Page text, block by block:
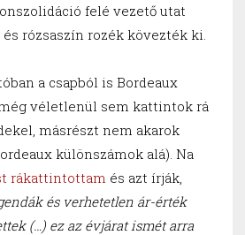
felé vezető utat
rózsaszín rozék kövezték ki.
a csapból is Bordeaux
véletlenül sem kattintok rá
másrészt nem akarok
különszámok alá). Na
rákattintottam és azt írják,
és verhetetlen ár-érték
(…) ez az évjárat ismét arra